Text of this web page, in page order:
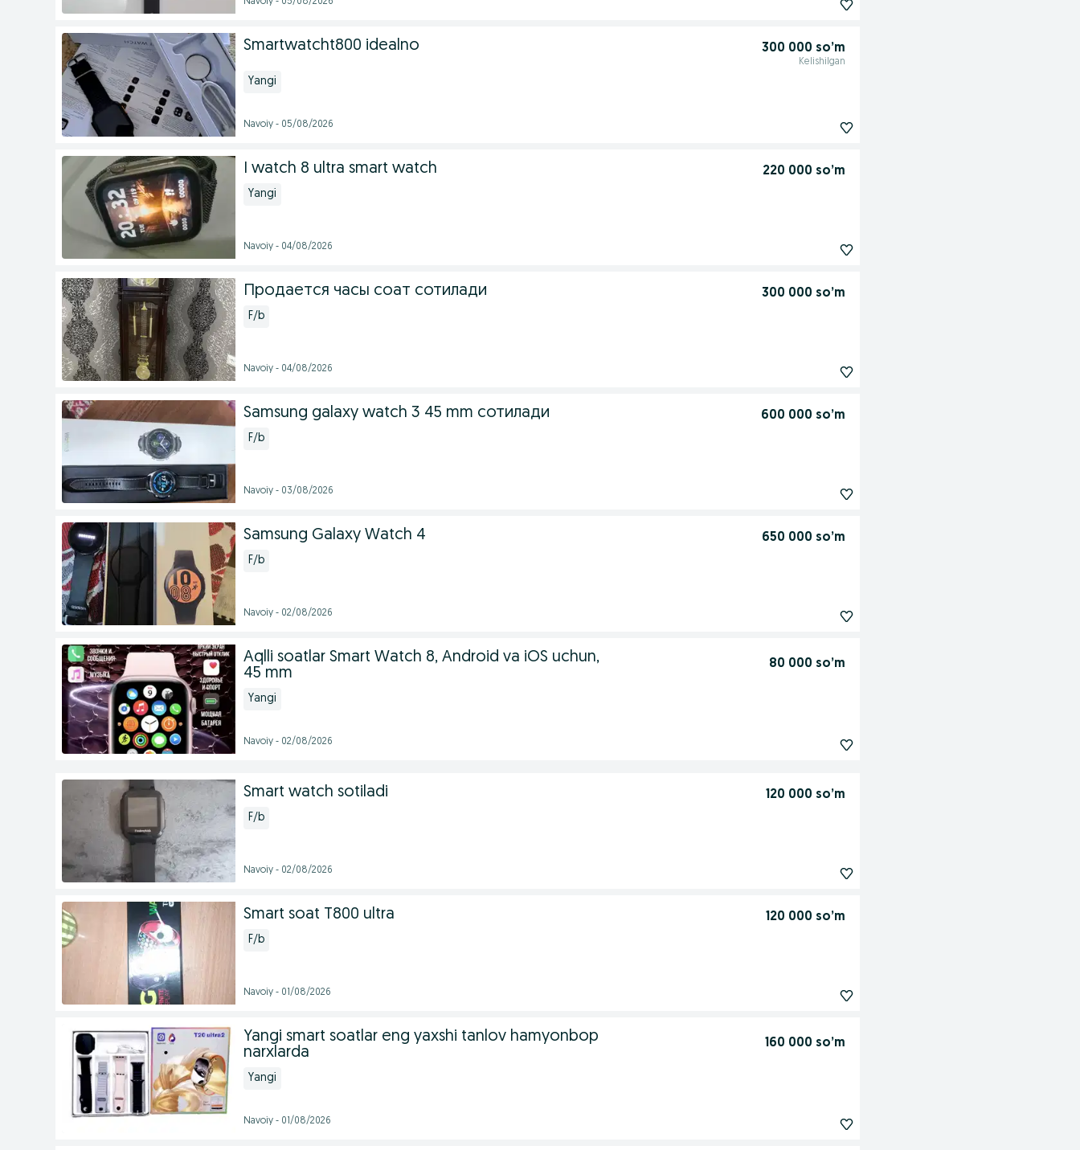
Smartwatcht800 idealno 300 000 so’m
Kelishilgan
Yangi
Navoiy - 05/08/2026
İ watch 8 ultra smart watch 220 000 so’m
Yangi
Navoiy - 04/08/2026
Продается часы соат сотилади 300 000 so’m
F/b
Navoiy - 04/08/2026
Samsung galaxy watch 3 45 mm сотилади 600 000 so’m
F/b
Navoiy - 03/08/2026
Samsung Galaxy Watch 4 650 000 so’m
F/b
Navoiy - 02/08/2026
Aqlli soatlar Smart Watch 8, Android va iOS uchun,
45 mm
80 000 so’m
Yangi
Navoiy - 02/08/2026
Smart watch sotiladi 120 000 so’m
F/b
Navoiy - 02/08/2026
Smart soat T800 ultra 120 000 so’m
F/b
Navoiy - 01/08/2026
Yangi smart soatlar eng yaxshi tanlov hamyonbop
narxlarda
160 000 so’m
Yangi
Navoiy - 01/08/2026